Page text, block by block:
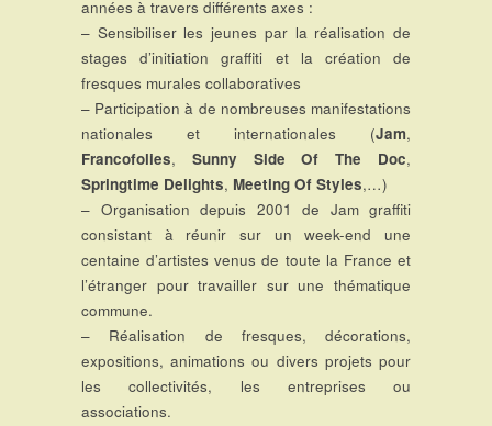
années à travers différents axes :
– Sensibiliser les jeunes par la réalisation de
stages d’initiation graffiti et la création de
fresques murales collaboratives
– Participation à de nombreuses manifestations
nationales et internationales (Jam,
Francofolies, Sunny Side Of The Doc,
Springtime Delights, Meeting Of Styles,…)
– Organisation depuis 2001 de Jam graffiti
consistant à réunir sur un week-end une
centaine d’artistes venus de toute la France et
l’étranger pour travailler sur une thématique
commune.
– Réalisation de fresques, décorations,
expositions, animations ou divers projets pour
les collectivités, les entreprises ou
associations.